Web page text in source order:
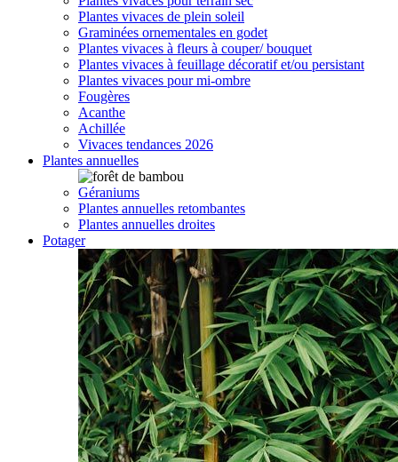
Plantes vivaces de plein soleil
Graminées ornementales en godet
Plantes vivaces à fleurs à couper/ bouquet
Plantes vivaces à feuillage décoratif et/ou persistant
Plantes vivaces pour mi-ombre
Fougères
Acanthe
Achillée
Vivaces tendances 2026
Plantes annuelles
Géraniums
Plantes annuelles retombantes
Plantes annuelles droites
Potager